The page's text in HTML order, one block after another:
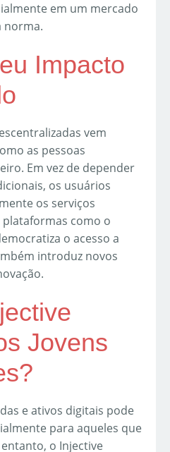
em um mercado
norma.
Impacto
vem
as pessoas
Em vez de depender
os usuários
os serviços
como o
o acesso a
introduz novos
Jovens
e ativos digitais pode
para aqueles que
o Injective